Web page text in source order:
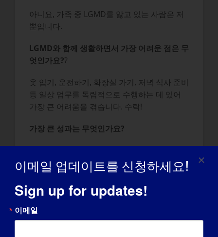
아니요, 가족 중 LGMD를 앓고 있는 사람은 저
뿐입니다.
LGMD와 함께 생활하면서 가장 어려운 점은 무
엇인가요??
옷 입기, 운전하기, 화장실 가기, 저녁 식사 준비
등 일상 업무를 독립적으로 수행하는 데 있어
가장 큰 어려움을 겪습니다. 수락!
가장 큰 성과는 무엇인가요?
고, 제가 느끼는 우울함이나 일상적인 어려움을
아들에게 보여주지 않으려고 노력했습니다.
LGMD가 지금의 자신을 만드는 데 어떤 영향을
미쳤나요?
이메일 업데이트를 신청하세요!
Sign up for updates!
이메일